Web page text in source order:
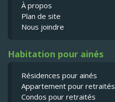
À propos
Plan de site
Nous joindre
Habitation pour ainés
Résidences pour ainés
Appartement pour retraités
Condos pour retraités